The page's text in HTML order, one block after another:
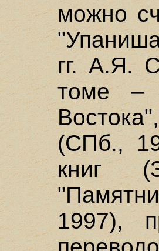
можно
гг. А.Я.
томе –
(СПб.,
книг
1997),